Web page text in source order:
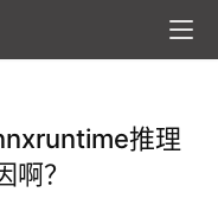
推理
？